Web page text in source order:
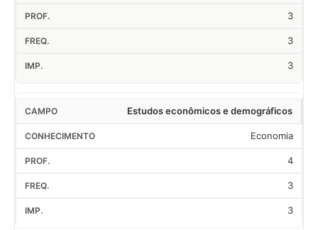
3
3
3
Estudos econômicos e demográficos
Economia
4
3
3